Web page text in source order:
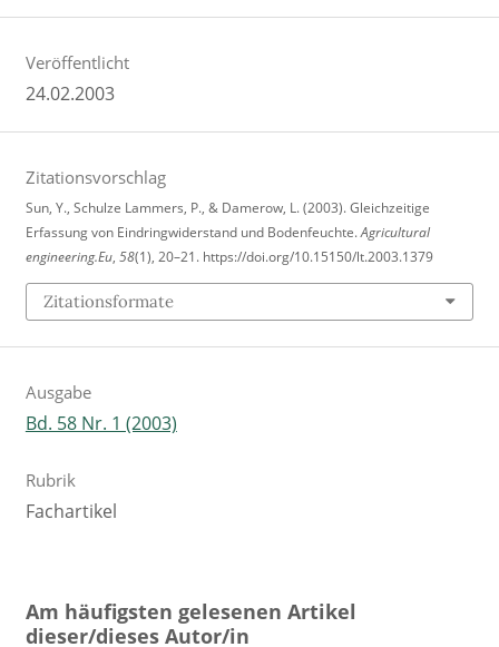
Veröffentlicht
24.02.2003
Zitationsvorschlag
Sun, Y., Schulze Lammers, P., & Damerow, L. (2003). Gleichzeitige
Erfassung von Eindringwiderstand und Bodenfeuchte.Agricultural
engineering.Eu, 58(1), 20–21. https://doi.org/10.15150/lt.2003.1379
Zitationsformate
Ausgabe
Bd. 58 Nr. 1 (2003)
Rubrik
Fachartikel
Am häufigsten gelesenen Artikel
dieser/dieses Autor/in